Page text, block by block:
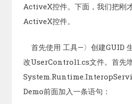
ActiveX控件。下面，我们把刚
ActiveX控件。
首先使用 工具—〉创建GUID
改UserControl1.cs文件。首先
Demo前面加入一条语句：